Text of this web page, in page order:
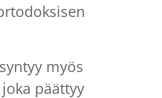
myös
päättyy